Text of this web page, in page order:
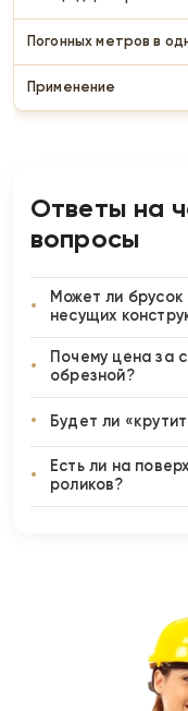
Ответы на
вопросы
Может ли
несущих
Почему цена за
обрезной?
Будет ли
Есть ли на
роликов?